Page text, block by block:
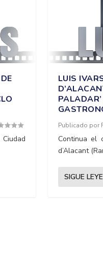
LUIS
Publicado por
Continua el
d’Alacant
SIGUE